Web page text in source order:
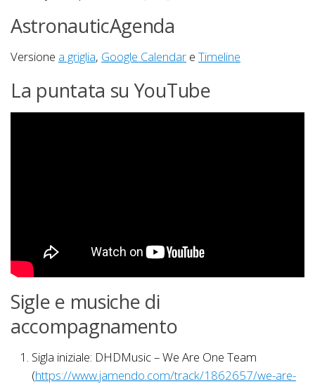
AstronauticAgenda
Versione a griglia, Google Calendar e Timeline
La puntata su YouTube
Sigle e musiche di
accompagnamento
Sigla iniziale: DHDMusic – We Are One Team
(https://www.jamendo.com/track/1862657/we-are-